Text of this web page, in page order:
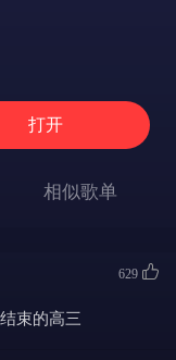
寞
打开
相似歌单
629
束的高三